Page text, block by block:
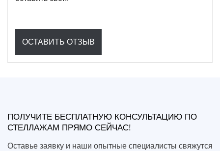
ОСТАВИТЬ ОТЗЫВ
ПОЛУЧИТЕ БЕСПЛАТНУЮ КОНСУЛЬТАЦИЮ ПО
СТЕЛЛАЖАМ ПРЯМО СЕЙЧАС!
Оставье заявку и наши опытные специалисты свяжутся